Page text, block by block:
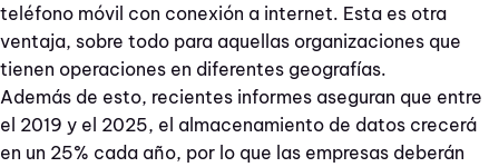
teléfono móvil con conexión a internet. Esta es otra
ventaja, sobre todo para aquellas organizaciones que
tienen operaciones en diferentes geografías.
Además de esto, recientes informes aseguran que entre
el 2019 y el 2025, el almacenamiento de datos crecerá
en un 25% cada año, por lo que las empresas deberán